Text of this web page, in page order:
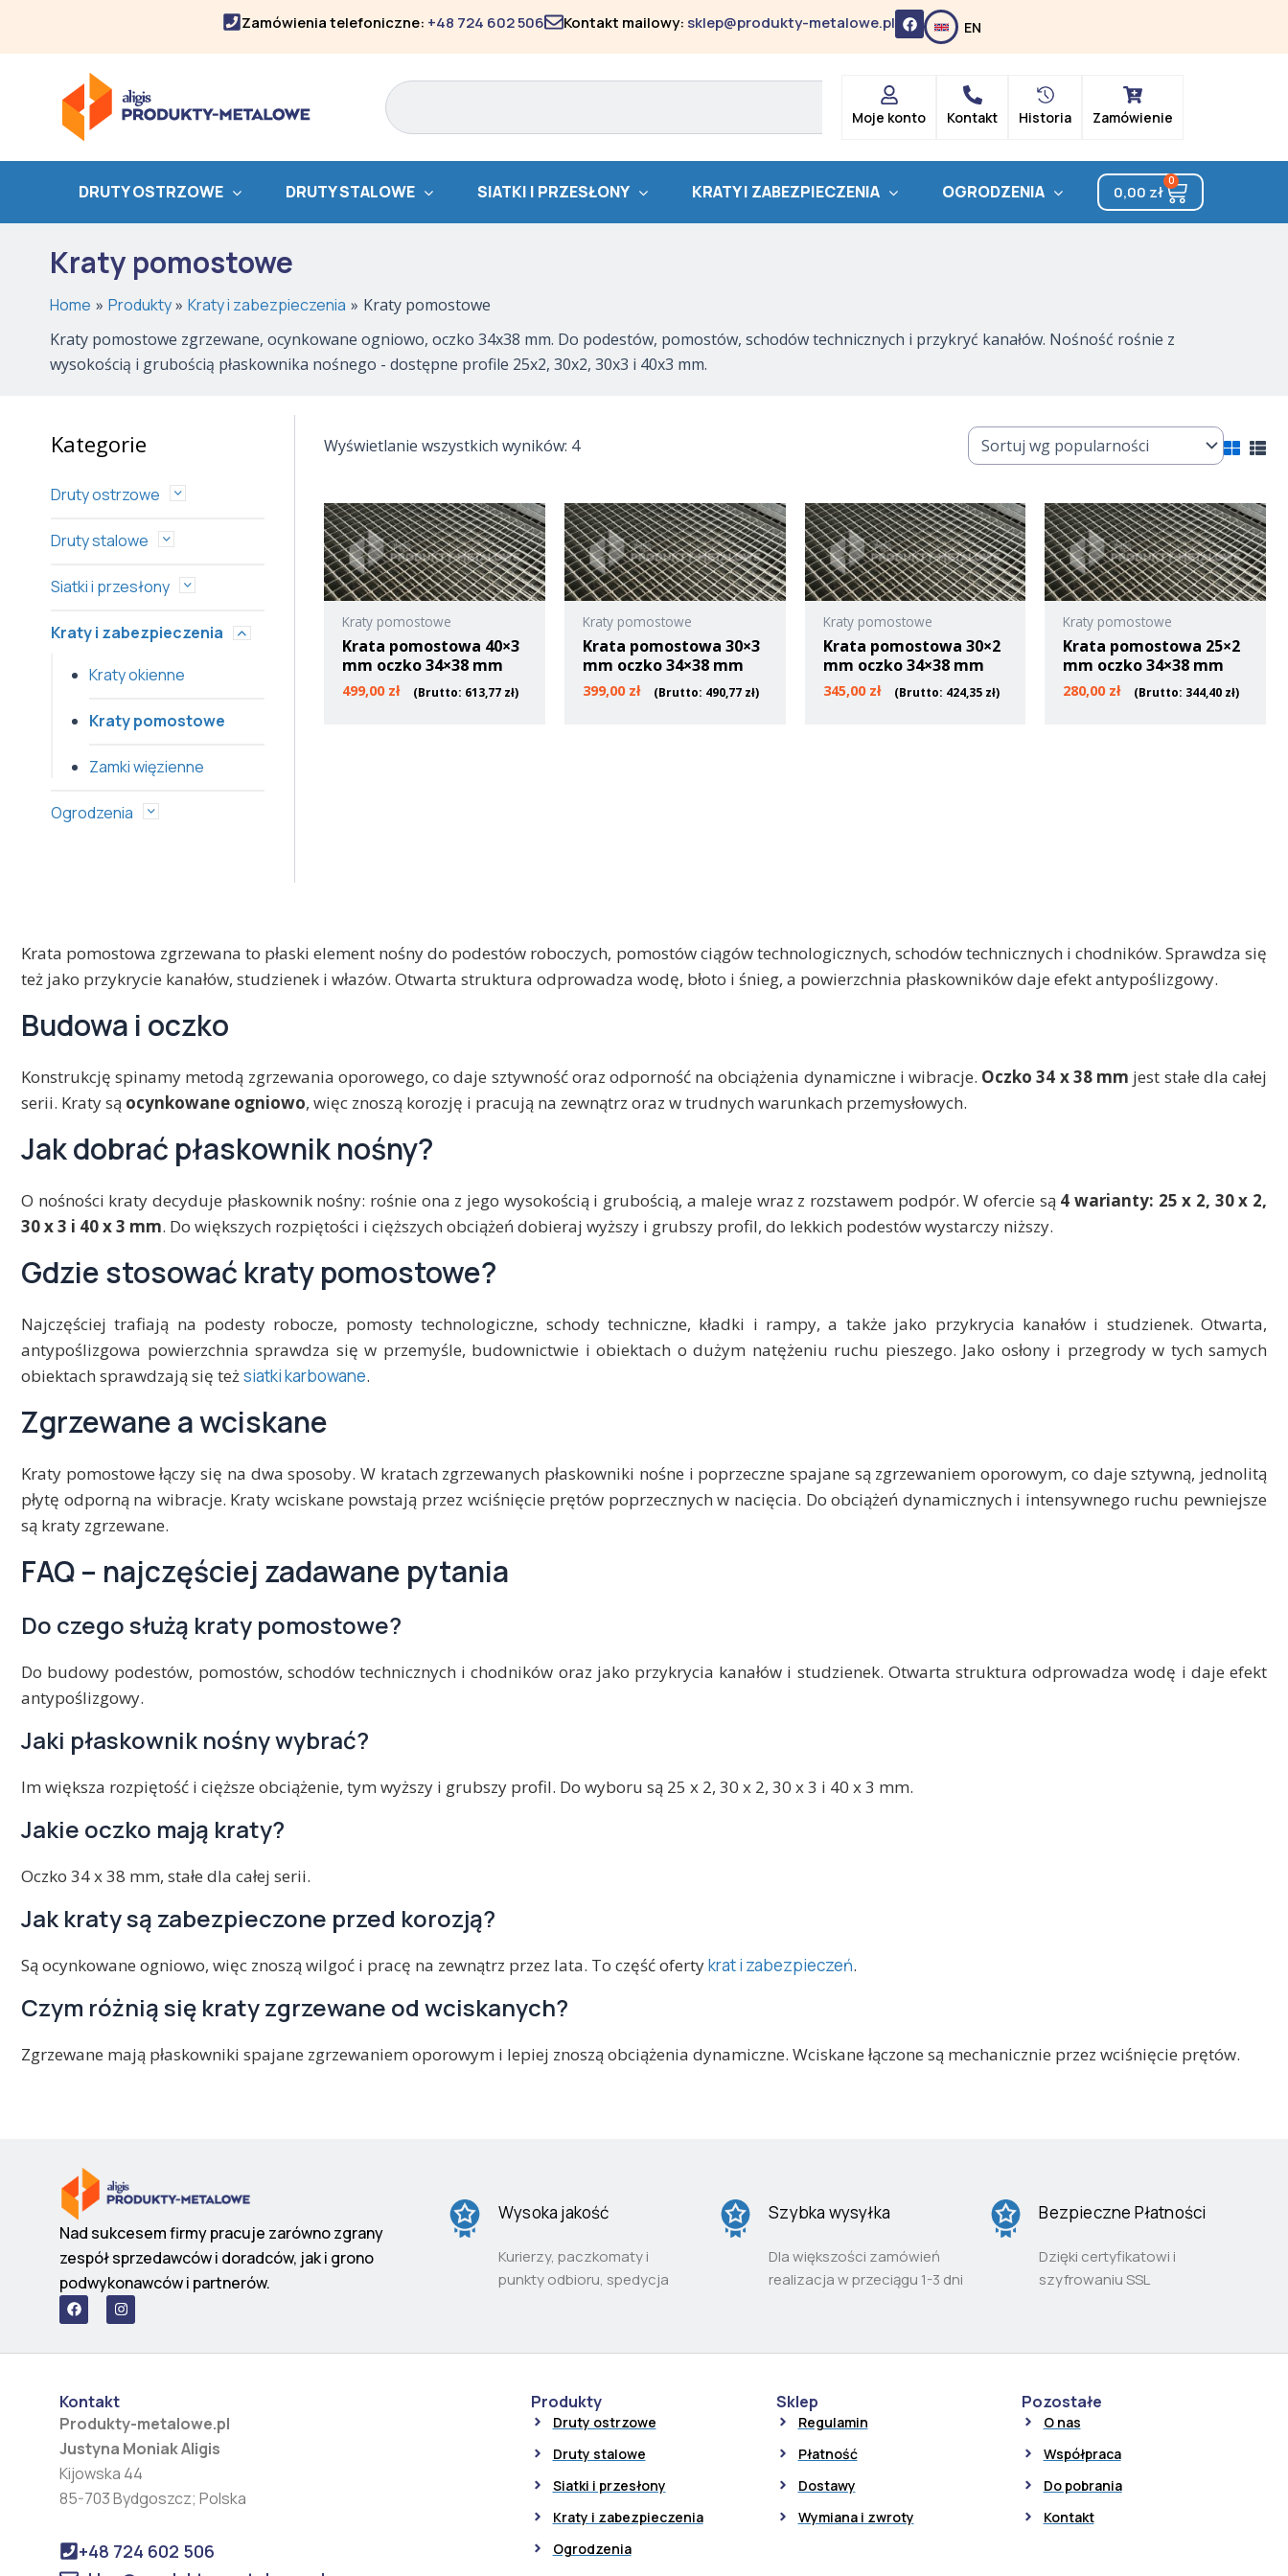
Zamówienia telefoniczne: +48 724 602 506 Kontakt mailowy: sklep@produkty-metalowe.pl F
a
c
e
k
EN
Search
Moje konto
Kontakt Historia Zamówienie
DRUTY OSTRZOWE DRUTY STALOWE SIATKI I PRZESŁONY KRATY I ZABEZPIECZENIA OGRODZENIA 0,00 zł
0
Cart
Kraty pomostowe
Home Produkty Kraty i zabezpieczenia
Kraty pomostowe
Kraty pomostowe zgrzewane, ocynkowane ogniowo, oczko 34x38 mm. Do podestów, pomostów, schodów technicznych i przykryć kanałów. Nośność rośnie z
wysokością i grubością płaskownika nośnego - dostępne profile 25x2, 30x2, 30x3 i 40x3 mm.
Kategorie
Druty ostrzowe
Druty stalowe
Siatki i przesłony
Kraty i zabezpieczenia
Kraty okienne
Kraty pomostowe
Zamki więzienne
Ogrodzenia
Wyświetlanie wszystkich wyników: 4
według
Kraty pomostowe
Krata pomostowa 40×3
mm oczko 34×38 mm
499,00 zł (Brutto: 613,77 zł)
Kraty pomostowe
Krata pomostowa 30×3
mm oczko 34×38 mm
399,00 zł (Brutto: 490,77 zł)
Kraty pomostowe
Krata pomostowa 30×2
mm oczko 34×38 mm
345,00 zł (Brutto: 424,35 zł)
Kraty pomostowe
Krata pomostowa 25×2
mm oczko 34×38 mm
280,00 zł (Brutto: 344,40 zł)
Krata pomostowa zgrzewana to płaski element nośny do podestów roboczych, pomostów ciągów technologicznych, schodów technicznych i chodników. Sprawdza się
też jako przykrycie kanałów, studzienek i włazów. Otwarta struktura odprowadza wodę, błoto i śnieg, a powierzchnia płaskowników daje efekt antypoślizgowy.
Budowa i oczko
Konstrukcję spinamy metodą zgrzewania oporowego, co daje sztywność oraz odporność na obciążenia dynamiczne i wibracje. Oczko 34 x 38 mm jest stałe dla całej
serii. Kraty są ocynkowane ogniowo, więc znoszą korozję i pracują na zewnątrz oraz w trudnych warunkach przemysłowych.
Jak dobrać płaskownik nośny?
O nośności kraty decyduje płaskownik nośny: rośnie ona z jego wysokością i grubością, a maleje wraz z rozstawem podpór. W ofercie są 4 warianty: 25 x 2, 30 x 2,
30 x 3 i 40 x 3 mm. Do większych rozpiętości i cięższych obciążeń dobieraj wyższy i grubszy profil, do lekkich podestów wystarczy niższy.
Gdzie stosować kraty pomostowe?
Najczęściej trafiają na podesty robocze, pomosty technologiczne, schody techniczne, kładki i rampy, a także jako przykrycia kanałów i studzienek. Otwarta,
antypoślizgowa powierzchnia sprawdza się w przemyśle, budownictwie i obiektach o dużym natężeniu ruchu pieszego. Jako osłony i przegrody w tych samych
obiektach sprawdzają się teżsiatki karbowane.
Zgrzewane a wciskane
Kraty pomostowe łączy się na dwa sposoby. W kratach zgrzewanych płaskowniki nośne i poprzeczne spajane są zgrzewaniem oporowym, co daje sztywną, jednolitą
płytę odporną na wibracje. Kraty wciskane powstają przez wciśnięcie prętów poprzecznych w nacięcia. Do obciążeń dynamicznych i intensywnego ruchu pewniejsze
są kraty zgrzewane.
FAQ – najczęściej zadawane pytania
Do czego służą kraty pomostowe?
Do budowy podestów, pomostów, schodów technicznych i chodników oraz jako przykrycia kanałów i studzienek. Otwarta struktura odprowadza wodę i daje efekt
antypoślizgowy.
Jaki płaskownik nośny wybrać?
Im większa rozpiętość i cięższe obciążenie, tym wyższy i grubszy profil. Do wyboru są 25 x 2, 30 x 2, 30 x 3 i 40 x 3 mm.
Jakie oczko mają kraty?
Oczko 34 x 38 mm, stałe dla całej serii.
Jak kraty są zabezpieczone przed korozją?
Są ocynkowane ogniowo, więc znoszą wilgoć i pracę na zewnątrz przez lata. To część ofertykrat i zabezpieczeń.
Czym różnią się kraty zgrzewane od wciskanych?
Zgrzewane mają płaskowniki spajane zgrzewaniem oporowym i lepiej znoszą obciążenia dynamiczne. Wciskane łączone są mechanicznie przez wciśnięcie prętów.
Nad sukcesem firmy pracuje zarówno zgrany
zespół sprzedawców i doradców, jak i grono
podwykonawców i partnerów.
F
a
c
b
k
I
n
s
a
a
m
Wysoka jakość
Kurierzy, paczkomaty i
punkty odbioru, spedycja
Szybka wysyłka
Dla większości zamówień
realizacja w przeciągu 1-3 dni
Bezpieczne Płatności
Dzięki certyfikatowi i
szyfrowaniu SSL
Kontakt
Produkty-metalowe.pl
Justyna Moniak Aligis
Kijowska 44
85-703 Bydgoszcz; Polska
+48 724 602 506
Produkty
Druty ostrzowe
Druty stalowe
Siatki i przesłony
Kraty i zabezpieczenia
Ogrodzenia
Sklep
Regulamin
Płatność
Dostawy
Wymiana i zwroty
Pozostałe
O nas
Współpraca
Do pobrania
Kontakt